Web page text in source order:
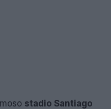
stadio Santiago